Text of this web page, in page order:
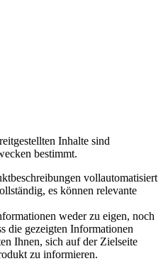
Inhalte sind
bestimmt.
vollautomatisiert
es können relevante
weder zu eigen, noch
die gezeigten Informationen
Ihnen, sich auf der Zielseite
zu informieren.